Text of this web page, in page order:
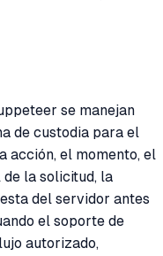
se manejan
de custodia para el
acción, el momento, el
la solicitud, la
del servidor antes
el soporte de
autorizado,